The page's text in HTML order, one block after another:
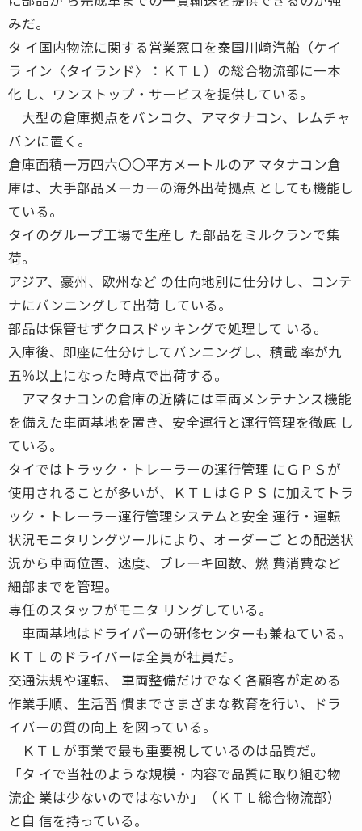
みだ。
タ イ国内物流に関する営業窓口を泰国川崎汽船（ケイ
ラ イン〈タイランド〉：ＫＴＬ）の総合物流部に一本
化 し、ワンストップ・サービスを提供している。
大型の倉庫拠点をバンコク、アマタナコン、レムチャ
バンに置く。
倉庫面積一万四六〇〇平方メートルのア マタナコン倉
庫は、大手部品メーカーの海外出荷拠点 としても機能し
ている。
タイのグループ工場で生産し た部品をミルクランで集
荷。
アジア、豪州、欧州など の仕向地別に仕分けし、コンテ
ナにバンニングして出荷 している。
部品は保管せずクロスドッキングで処理して いる。
入庫後、即座に仕分けしてバンニングし、積載 率が九
五％以上になった時点で出荷する。
アマタナコンの倉庫の近隣には車両メンテナンス機能
を備えた車両基地を置き、安全運行と運行管理を徹底 し
ている。
タイではトラック・トレーラーの運行管理 にＧＰＳが
使用されることが多いが、ＫＴＬはＧＰＳ に加えてトラ
ック・トレーラー運行管理システムと安全 運行・運転
状況モニタリングツールにより、オーダーご との配送状
況から車両位置、速度、ブレーキ回数、燃 費消費など
細部までを管理。
専任のスタッフがモニタ リングしている。
車両基地はドライバーの研修センターも兼ねている。
ＫＴＬのドライバーは全員が社員だ。
交通法規や運転、 車両整備だけでなく各顧客が定める
作業手順、生活習 慣までさまざまな教育を行い、ドラ
イバーの質の向上 を図っている。
ＫＴＬが事業で最も重要視しているのは品質だ。
「タ イで当社のような規模・内容で品質に取り組む物
流企 業は少ないのではないか」（ＫＴＬ総合物流部）
と自 信を持っている。